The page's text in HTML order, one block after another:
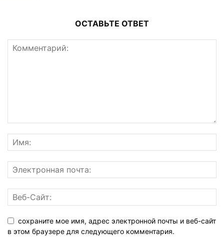
ОСТАВЬТЕ ОТВЕТ
сохраните мое имя, адрес электронной почты и веб-сайт
в этом браузере для следующего комментария.